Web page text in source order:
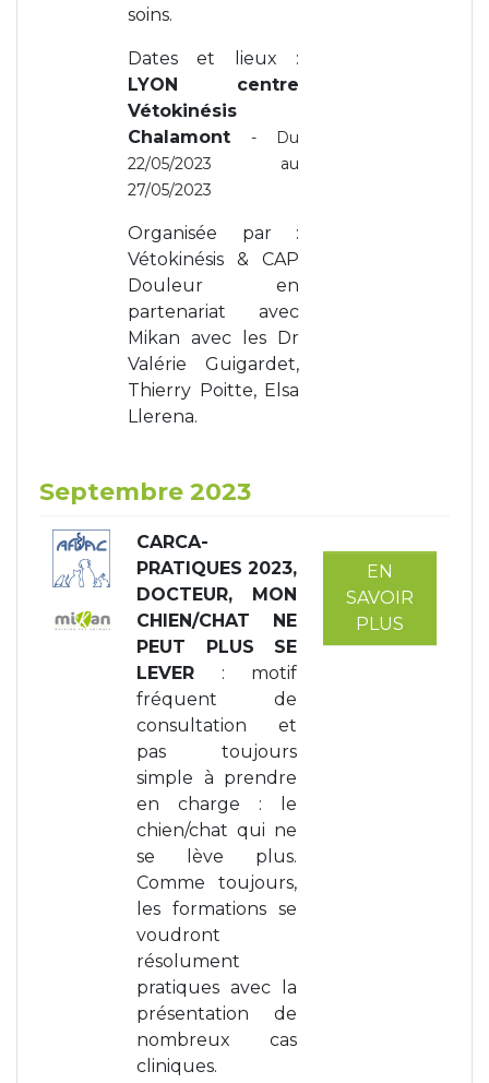
soins.
Dates et lieux :
LYON centre
Vétokinésis
Chalamont
- Du
22/05/2023 au
27/05/2023
Organisée par :
Vétokinésis & CAP
Douleur en
partenariat avec
Mikan avec les Dr
Valérie Guigardet,
Thierry Poitte, Elsa
Llerena.
Septembre 2023
CARCA-
PRATIQUES 2023,
DOCTEUR, MON
CHIEN/CHAT NE
PEUT PLUS SE
LEVER : motif
fréquent de
consultation et
pas toujours
simple à prendre
en charge : le
chien/chat qui ne
se lève plus.
Comme toujours,
les formations se
voudront
résolument
pratiques avec la
présentation de
nombreux cas
cliniques.
EN
SAVOIR
PLUS